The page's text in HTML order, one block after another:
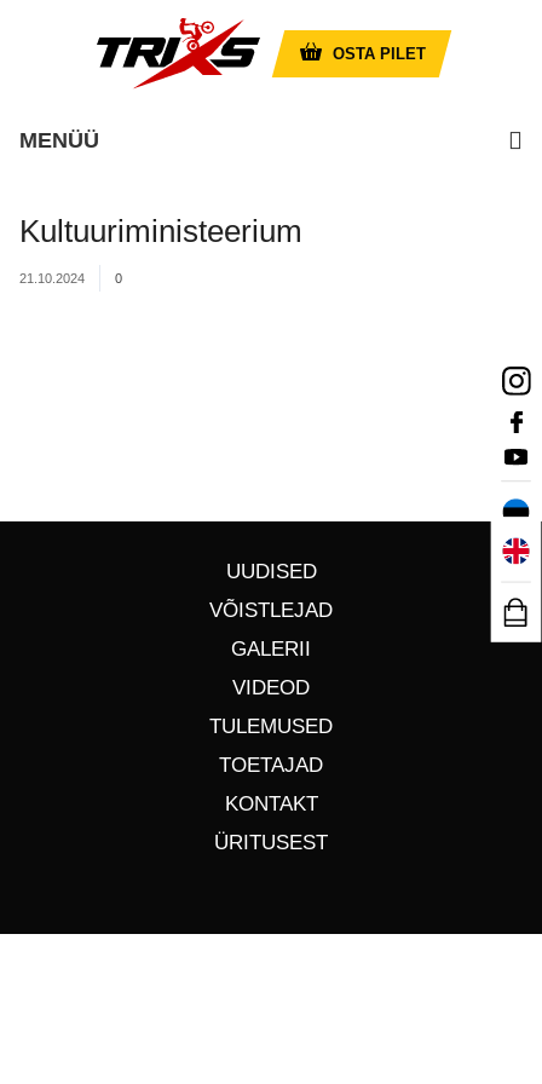
OSTA PILET
MENÜÜ
Kultuuriministeerium
21.10.2024 0
UUDISED
VÕISTLEJAD
GALERII
VIDEOD
TULEMUSED
TOETAJAD
KONTAKT
ÜRITUSEST